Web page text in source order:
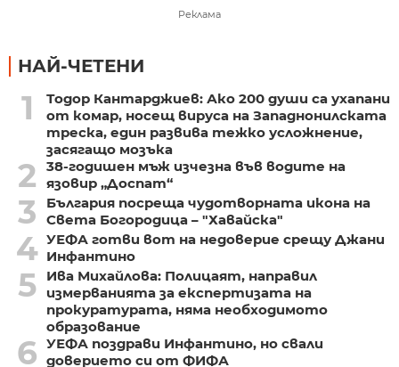
Реклама
НАЙ-ЧЕТЕНИ
1
Тодор Кантарджиев: Ако 200 души са ухапани
от комар, носещ вируса на Западнонилската
треска, един развива тежко усложнение,
засягащо мозъка
2
38-годишен мъж изчезна във водите на
язовир „Доспат“
3
България посреща чудотворната икона на
Света Богородица – "Хавайска"
4 УЕФА готви вот на недоверие срещу Джани
Инфантино
5
Ива Михайлова: Полицаят, направил
измерванията за експертизата на
прокуратурата, няма необходимото
образование
6 УЕФА поздрави Инфантино, но свали
доверието си от ФИФА